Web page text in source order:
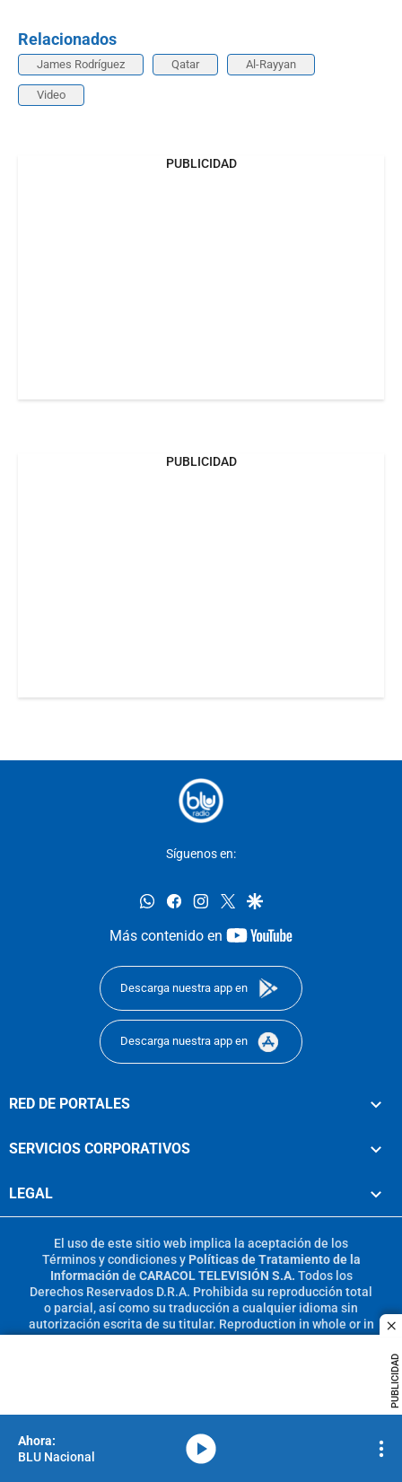
PUBLICIDAD
Relacionados
James Rodríguez Qatar Al-Rayyan
Video
PUBLICIDAD
PUBLICIDAD
Síguenos en:
whatsappfacebookinstagram
twittergoogle
Más contenido en
youtube-
Descarga nuestra app en
Descarga nuestra app en
RED DE PORTALES
SERVICIOS CORPORATIVOS
LEGAL
El uso de este sitio web implica la aceptación de los
Términos y condicionesy Políticas de Tratamiento de la
Información de CARACOL TELEVISIÓN S.A. Todos los
Derechos Reservados D.R.A. Prohibida su reproducción total
o parcial, así como su traducción a cualquier idioma sin
autorización escrita de su titular. Reproduction in whole or in
BLU Nacional